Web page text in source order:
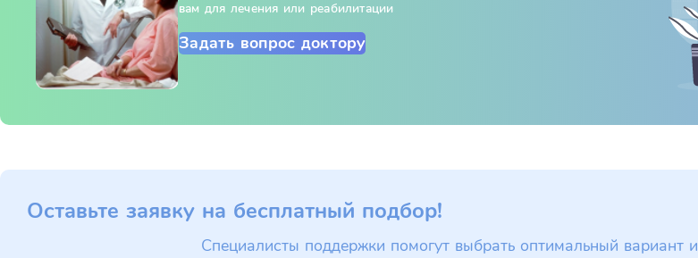
вам для лечения или реабилитации
Задать вопрос доктору
Оставьте заявку на бесплатный подбор!
Специалисты поддержки помогут выбрать оптимальный вариант и